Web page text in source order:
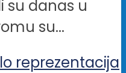
su danas u
su...